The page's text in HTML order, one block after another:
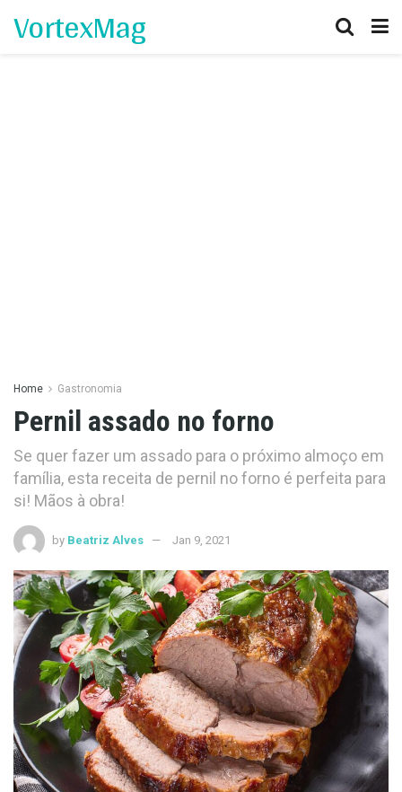
VortexMag
Home Gastronomia
Pernil assado no forno
Se quer fazer um assado para o próximo almoço em
família, esta receita de pernil no forno é perfeita para
si! Mãos à obra!
by Beatriz Alves Jan 9, 2021